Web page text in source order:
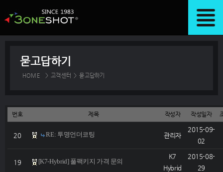
묻고답하기
HOME > 고객센터 > 묻고답하기
번호 제목 작성자 작성일자
20 RE: 투명언더코팅 관리자
2015-09-
02
19 [K7-Hybrid] 풀팩키지 가격 문의
K7
Hybrid
2015-08-
29